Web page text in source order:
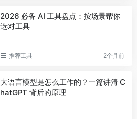
2026 必备 AI 工具盘点：按场景帮你
选对工具
推荐工具 2个月前
大语言模型是怎么工作的？一篇讲清 C
hatGPT 背后的原理